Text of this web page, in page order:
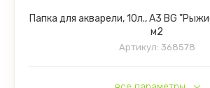
Папка для акварели, 10л., А3 BG
м2
Артикул: 368578